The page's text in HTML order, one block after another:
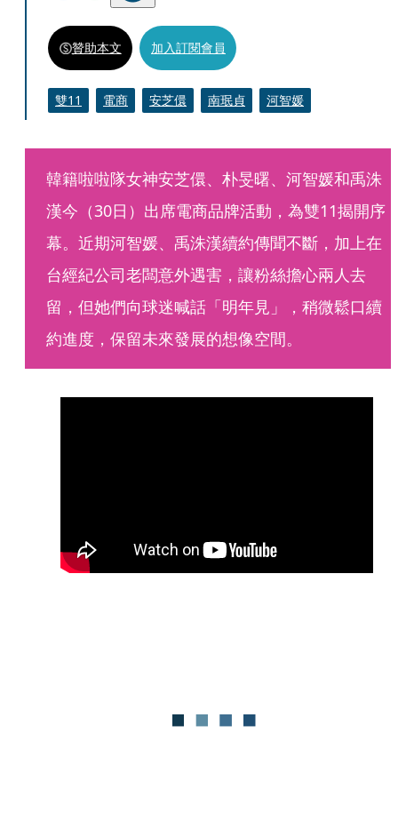
贊助本文 加入訂閱會員
雙11 電商 安芝儇 南珉貞 河智媛
韓籍啦啦隊女神安芝儇、朴旻曙、河智媛和禹洙
漢今（30日）出席電商品牌活動，為雙11揭開序
幕。近期河智媛、禹洙漢續約傳聞不斷，加上在
台經紀公司老闆意外遇害，讓粉絲擔心兩人去
留，但她們向球迷喊話「明年見」，稍微鬆口續
約進度，保留未來發展的想像空間。